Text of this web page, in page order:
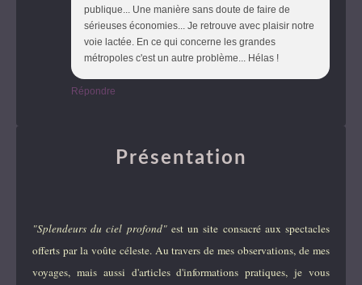
publique... Une manière sans doute de faire de
sérieuses économies... Je retrouve avec plaisir notre
voie lactée. En ce qui concerne les grandes
métropoles c'est un autre problème... Hélas !
Répondre
Présentation
"Splendeurs du ciel profond"est un site consacré aux spectacles
offerts par la voûte céleste. Au travers de mes observations, de mes
voyages, mais aussi d'articles d'informations pratiques, je vous